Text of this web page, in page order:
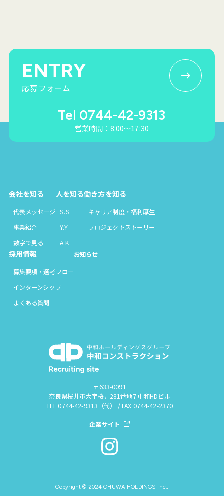
ENTRY
応募フォーム
Tel 0744-42-9313
営業時間：8:00〜17:30
〒633-0091
奈良県桜井市大字桜井281番地7 中和HDビル
TEL 0744-42-9313（代） / FAX 0744-42-2370
企業サイト
会社を知る
代表メッセージ
事業紹介
数字で見る
人を知る
S.S
Y.Y
A.K
働き方を知る
キャリア制度・福利厚生
プロジェクトストーリー
採用情報
募集要項・選考フロー
インターンシップ
よくある質問
お知らせ
Copyright © 2024 CHUWA HOLDINGS Inc.,